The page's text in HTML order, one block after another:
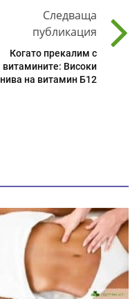
Следваща
публикация
Когато прекалим с
витамините: Високи
нива на витамин Б12